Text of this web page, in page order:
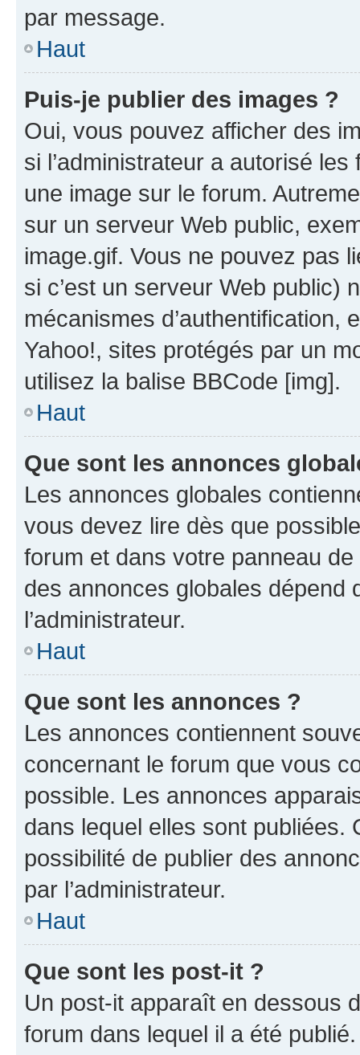
par message.
Haut
Puis-je publier des images ?
Oui, vous pouvez afficher des
si l’administrateur a autorisé
une image sur le forum.
sur un serveur Web public,
image.gif. Vous ne pouvez pas
si c’est un serveur Web public)
mécanismes d’authentification,
Yahoo!, sites protégés par un
utilisez la balise BBCode [img].
Haut
Que sont les annonces
Les annonces globales
vous devez lire dès que
forum et dans votre panneau
des annonces globales dépend
l’administrateur.
Haut
Que sont les annonces ?
Les annonces contiennent
concernant le forum que vous
possible. Les annonces
dans lequel elles sont publiées.
possibilité de publier des
par l’administrateur.
Haut
Que sont les post-it ?
Un post-it apparaît en dessous
forum dans lequel il a été